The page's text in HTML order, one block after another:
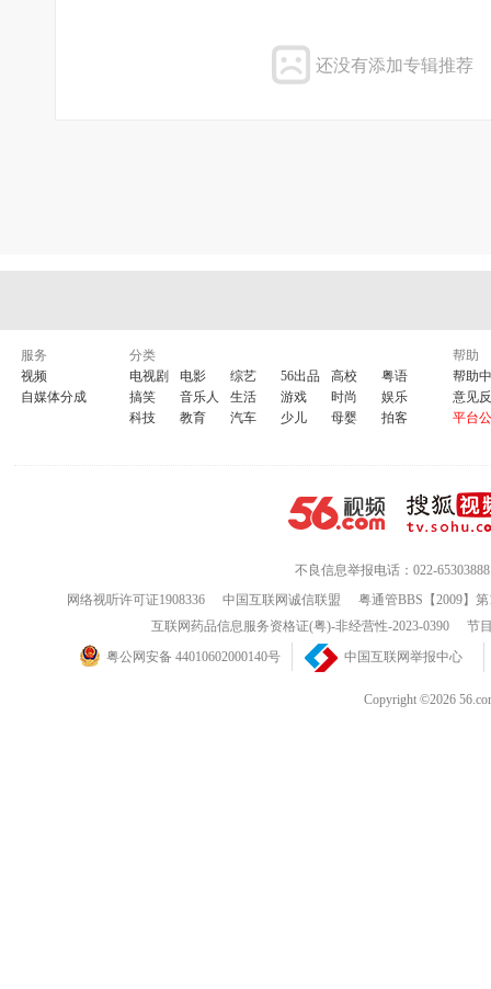
还没有添加专辑推荐
服务
视频
自媒体分成
分类
电视剧
电影 综艺 56出品 高校
粤语
搞笑
音乐人 生活 游戏 时尚
娱乐
科技
教育 汽车 少儿 母婴 拍客
帮助
帮助
意见
平台
不良信息举报电话：022-65303888
网络视听许可证1908336
中国互联网诚信联盟
粤通管BBS【2009】
互联网药品信息服务资格证(粤)-非经营性-2023-0390
节
粤公网安备 44010602000140号
中国互联网举报中心
Copyright ©2026